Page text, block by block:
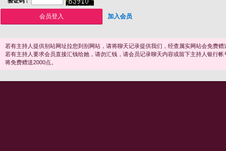
加入会员
若有主持人提供别站网址拉您到别网站，请将聊天记录提供我们，经查属实网站会免费赠
若有主持人要求会员直接汇钱给她，请勿汇钱，请会员记录聊天内容或留下主持人银行
将免费赠送2000点。